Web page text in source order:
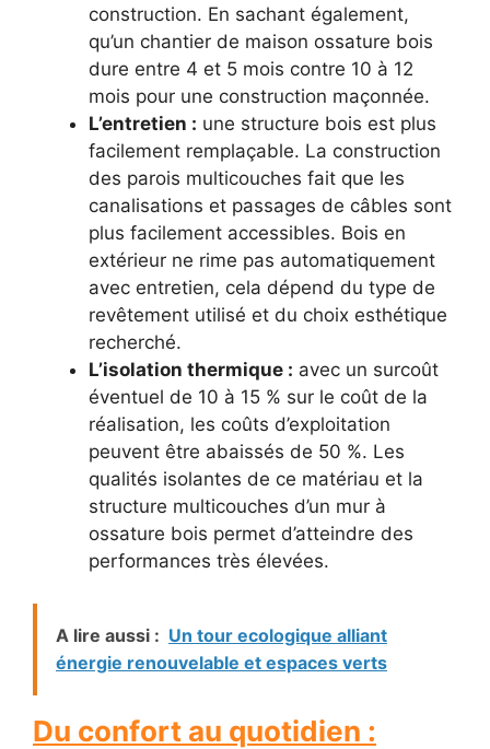
construction. En sachant également,
qu’un chantier de maison ossature bois
dure entre 4 et 5 mois contre 10 à 12
mois pour une construction maçonnée.
L’entretien : une structure bois est plus
facilement remplaçable. La construction
des parois multicouches fait que les
canalisations et passages de câbles sont
plus facilement accessibles. Bois en
extérieur ne rime pas automatiquement
avec entretien, cela dépend du type de
revêtement utilisé et du choix esthétique
recherché.
L’isolation thermique : avec un surcoût
éventuel de 10 à 15 % sur le coût de la
réalisation, les coûts d’exploitation
peuvent être abaissés de 50 %. Les
qualités isolantes de ce matériau et la
structure multicouches d’un mur à
ossature bois permet d’atteindre des
performances très élevées.
A lire aussi : Un tour ecologique alliant
énergie renouvelable et espaces verts
Du confort au quotidien :